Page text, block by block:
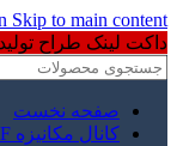
Skip to main content
داکت لینک طراح
صفحه نخست
کانال مکانیزه TDC – TDF